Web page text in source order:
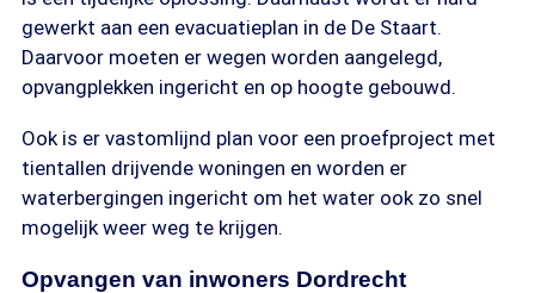
gewerkt aan een evacuatieplan in de De Staart.
Daarvoor moeten er wegen worden aangelegd,
opvangplekken ingericht en op hoogte gebouwd.
Ook is er vastomlijnd plan voor een proefproject met
tientallen drijvende woningen en worden er
waterbergingen ingericht om het water ook zo snel
mogelijk weer weg te krijgen.
Opvangen van inwoners Dordrecht